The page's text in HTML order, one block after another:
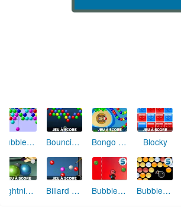
Bubble Shooter Bouncing Balls Bongo Balls Blocky
Lightning Break Billard Billard Mini Pool Bubble Trouble Bubble Specials